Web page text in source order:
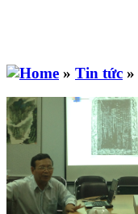
» Tin tức »